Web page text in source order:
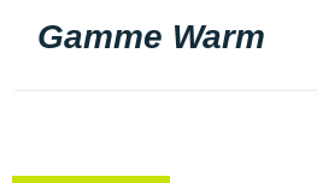
Gamme Warm